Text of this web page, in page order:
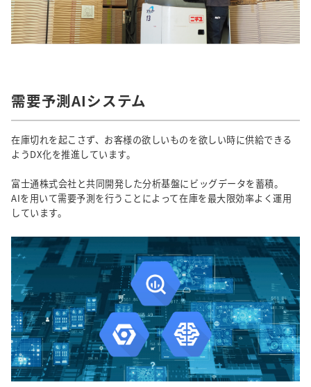
需要予測AIシステム
在庫切れを起こさず、お客様の欲しいものを欲しい時に供給できる
ようDX化を推進しています。
富士通株式会社と共同開発した分析基盤にビッグデータを蓄積。
AIを用いて需要予測を行うことによって在庫を最大限効率よく運用
しています。